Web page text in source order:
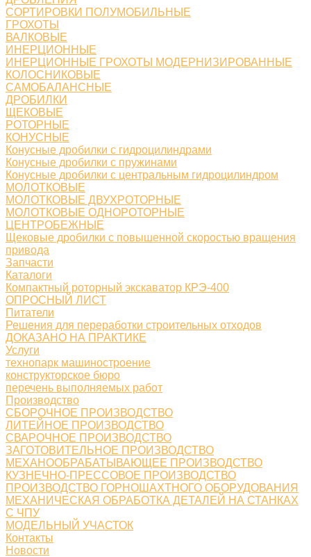
СОРТИРОВКИ ПОЛУМОБИЛЬНЫЕ
ГРОХОТЫ
ВАЛКОВЫЕ
ИНЕРЦИОННЫЕ
ИНЕРЦИОННЫЕ ГРОХОТЫ МОДЕРНИЗИРОВАННЫЕ
КОЛОСНИКОВЫЕ
САМОБАЛАНСНЫЕ
ДРОБИЛКИ
ЩЕКОВЫЕ
РОТОРНЫЕ
КОНУСНЫЕ
Конусные дробилки с гидроцилиндрами
Конусные дробилки с пружинами
Конусные дробилки с центральным гидроцилиндром
МОЛОТКОВЫЕ
МОЛОТКОВЫЕ ДВУХРОТОРНЫЕ
МОЛОТКОВЫЕ ОДНОРОТОРНЫЕ
ЦЕНТРОБЕЖНЫЕ
Щековые дробилки с повышенной скоростью вращения
привода
Запчасти
Каталоги
Компактный роторный экскаватор КРЭ-400
ОПРОСНЫЙ ЛИСТ
Питатели
Решения для переработки строительных отходов
ДОКАЗАНО НА ПРАКТИКЕ
Услуги
технопарк машиностроение
конструкторское бюро
перечень выполняемых работ
Производство
СБОРОЧНОЕ ПРОИЗВОДСТВО
ЛИТЕЙНОЕ ПРОИЗВОДСТВО
СВАРОЧНОЕ ПРОИЗВОДСТВО
ЗАГОТОВИТЕЛЬНОЕ ПРОИЗВОДСТВО
МЕХАНООБРАБАТЫВАЮЩЕЕ ПРОИЗВОДСТВО
КУЗНЕЧНО-ПРЕССОВОЕ ПРОИЗВОДСТВО
ПРОИЗВОДСТВО ГОРНОШАХТНОГО ОБОРУДОВАНИЯ
МЕХАНИЧЕСКАЯ ОБРАБОТКА ДЕТАЛЕЙ НА СТАНКАХ
С ЧПУ
МОДЕЛЬНЫЙ УЧАСТОК
Контакты
Новости